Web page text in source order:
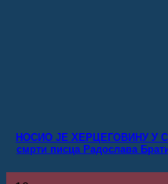
НОСИО ЈЕ ХЕРЦЕГОВИНУ У
смрти писца Радослава